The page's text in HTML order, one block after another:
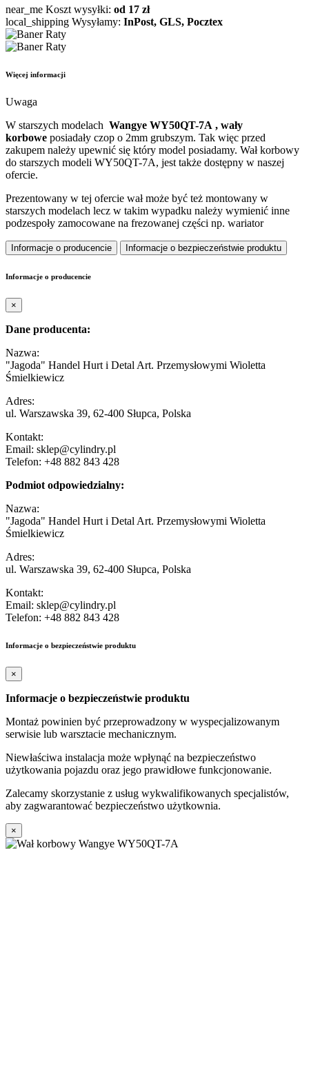
near_me Koszt wysyłki: od 17 zł
local_shipping Wysyłamy: InPost, GLS, Pocztex
Więcej informacji
Uwaga
W starszych modelach Wangye WY50QT-7A , wały
korbowe posiadały czop o 2mm grubszym. Tak więc przed
zakupem należy upewnić się który model posiadamy. Wał korbowy
do starszych modeli WY50QT-7A, jest także dostępny w naszej
ofercie.
Prezentowany w tej ofercie wał może być też montowany w
starszych modelach lecz w takim wypadku należy wymienić inne
podzespoły zamocowane na frezowanej części np. wariator
Informacje o producencie Informacje o bezpieczeństwie produktu
Informacje o producencie
×
Dane producenta:
Nazwa:
"Jagoda" Handel Hurt i Detal Art. Przemysłowymi Wioletta
Śmielkiewicz
Adres:
ul. Warszawska 39, 62-400 Słupca, Polska
Kontakt:
Email: sklep@cylindry.pl
Telefon: +48 882 843 428
Podmiot odpowiedzialny:
Nazwa:
"Jagoda" Handel Hurt i Detal Art. Przemysłowymi Wioletta
Śmielkiewicz
Adres:
ul. Warszawska 39, 62-400 Słupca, Polska
Kontakt:
Email: sklep@cylindry.pl
Telefon: +48 882 843 428
Informacje o bezpieczeństwie produktu
×
Informacje o bezpieczeństwie produktu
Montaż powinien być przeprowadzony w wyspecjalizowanym
serwisie lub warsztacie mechanicznym.
Niewłaściwa instalacja może wpłynąć na bezpieczeństwo
użytkowania pojazdu oraz jego prawidłowe funkcjonowanie.
Zalecamy skorzystanie z usług wykwalifikowanych specjalistów,
aby zagwarantować bezpieczeństwo użytkownia.
×